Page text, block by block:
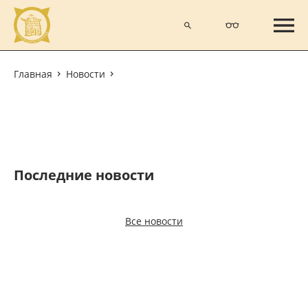
Главная Новости
Последние новости
Все новости